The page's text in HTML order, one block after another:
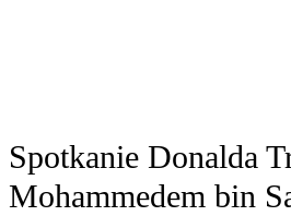
Spotkanie Donalda
Mohammedem bin